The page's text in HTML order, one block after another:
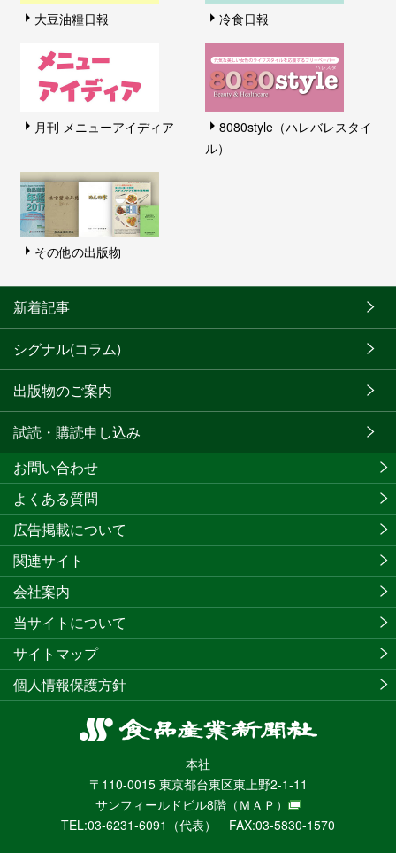
大豆油糧日報 冷食日報
月刊 メニューアイディア
8080style（ハレバレスタイ
ル）
その他の出版物
新着記事
シグナル(コラム)
出版物のご案内
試読・購読申し込み
食
産
業
新
聞
本社
〒110-0015 東京都台東区東上野2-1-11
サンフィールドビル8階 （ＭＡＰ）
TEL:03-6231-6091（代表） FAX:03-5830-1570
お問い合わせ
よくある質問
広告掲載について
関連サイト
会社案内
当サイトについて
サイトマップ
個人情報保護方針